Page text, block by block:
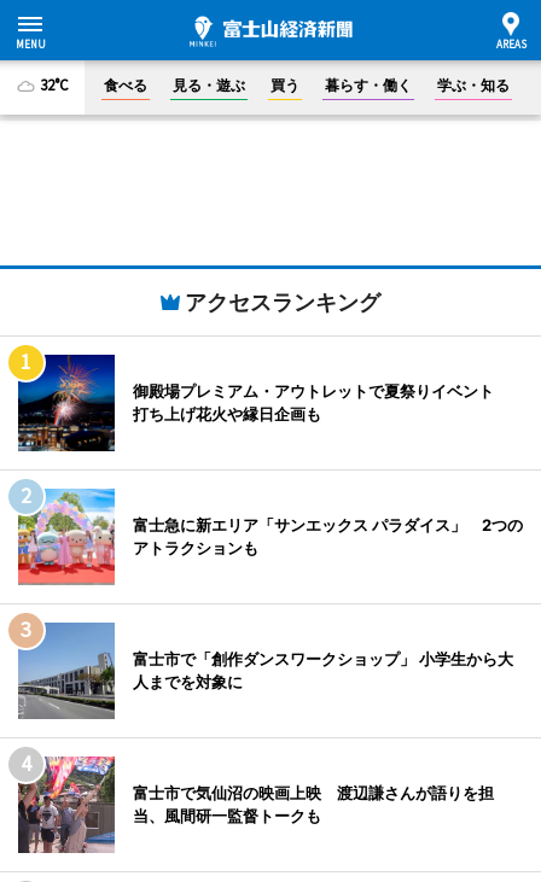
32°C 食べる 見る・遊ぶ 買う 暮らす・働く 学ぶ・知る
アクセスランキング
御殿場プレミアム・アウトレットで夏祭りイベント
打ち上げ花火や縁日企画も
富士急に新エリア「サンエックス パラダイス」 2つの
アトラクションも
富士市で「創作ダンスワークショップ」 小学生から大
人までを対象に
富士市で気仙沼の映画上映 渡辺謙さんが語りを担
当、風間研一監督トークも